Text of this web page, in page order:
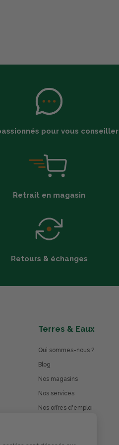
pour vous conseiller
Retrait en magasin
Retours & échanges
Terres & Eaux
Qui sommes-nous ?
Blog
Nos magasins
Nos services
Nos offres d'emploi